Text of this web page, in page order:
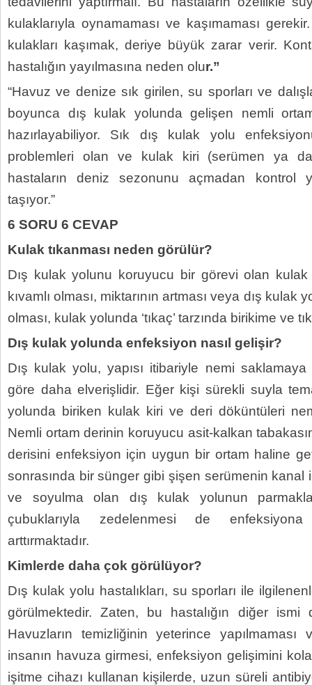
kulaklarıyla oynamaması ve kaşımaması
kulakları kaşımak, deriye büyük zarar verir.
hastalığın yayılmasına neden olur.”
“Havuz ve denize sık girilen, su sporları ve
boyunca dış kulak yolunda gelişen nemli
hazırlayabiliyor. Sık dış kulak yolu
problemleri olan ve kulak kiri (serümen ya
hastaların deniz sezonunu açmadan kontrol
taşıyor.”
6 SORU 6 CEVAP
Kulak tıkanması neden görülür?
Dış kulak yolunu koruyucu bir görevi olan kulak
kıvamlı olması, miktarının artması veya dış kulak
olması, kulak yolunda ‘tıkaç’ tarzında birikime ve
Dış kulak yolunda enfeksiyon nasıl gelişir?
Dış kulak yolu, yapısı itibariyle nemi
göre daha elverişlidir. Eğer kişi sürekli suyla
yolunda biriken kulak kiri ve deri döküntüleri
Nemli ortam derinin koruyucu asit-kalkan
derisini enfeksiyon için uygun bir ortam haline
sonrasında bir sünger gibi şişen serümenin kanal
ve soyulma olan dış kulak yolunun
çubuklarıyla zedelenmesi de
arttırmaktadır.
Kimlerde daha çok görülüyor?
Dış kulak yolu hastalıkları, su sporları ile
görülmektedir. Zaten, bu hastalığın diğer
Havuzların temizliğinin yeterince
insanın havuza girmesi, enfeksiyon gelişimini
işitme cihazı kullanan kişilerde, uzun süreli